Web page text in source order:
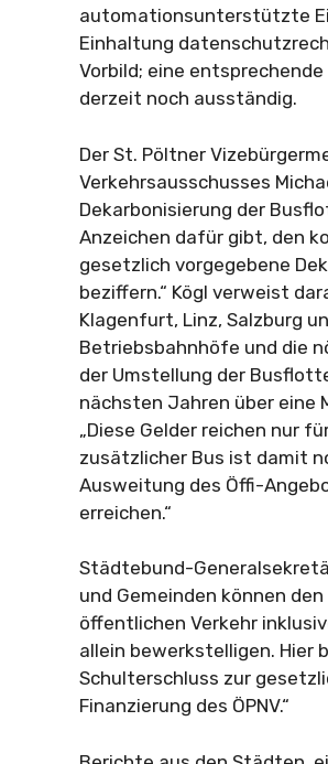
automationsunterstützte
Einhaltung
Vorbild; eine
derzeit noch ausständig.
Der St. Pöltner
Verkehrsausschusses
Dekarbonisierung der
Anzeichen dafür gibt, den
gesetzlich vorgegebene
beziffern.“ Kögl verweist
Klagenfurt, Linz, Salzburg
Betriebsbahnhöfe und die
der Umstellung der
nächsten Jahren über eine
„Diese Gelder reichen nur
zusätzlicher Bus ist damit
Ausweitung des Öffi-
erreichen.“
Städtebund-
und Gemeinden können
öffentlichen Verkehr
allein bewerkstelligen. Hier
Schulterschluss zur
Finanzierung des ÖPNV.“